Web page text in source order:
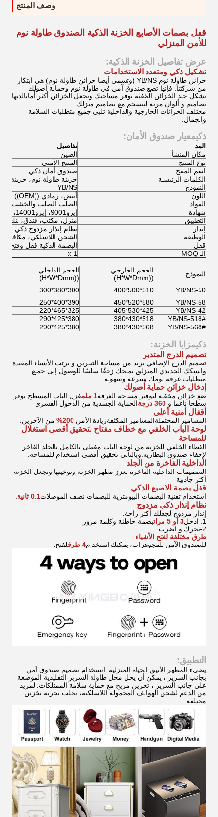
وصف المنتج
قفل بصمات الأصابع الخزنة الذكية الصندوق طاولة نوم
للأمن المنزلي
عرض تفاصيل الخزنة الذكية:
تشكيل ذكي ومتعدد الاستخدامات
خزائن طاولة نوم YB/NS (وتسمى أيضا خزائن طاولة نوم) هي ابتكار
من شركتنا. فإنها تضع صندوق آمن في طاولة نوم وحماية أصولك
بشكل جيد.الخزائن الخفية توفر مساحتك وتجعل الخزائن أكثر أمانالديها
تصاميم و ألوان مرنة لتنسجم مع تصاميم منزلك
مختلف الخزانات الخارجية والداخلية تلبي جميع متطلبات السلامة
والجمال.
ذكيمعيار صندوق الأمان:
البند
تفاصيل
مكان المنشأ
الصين
نوع المنتج
المنتج الأمني
اسم المنتج
صندوق أمان ذكي
الكلمات الرئيسية
خزينة طاولة نوم، خزينة
النموذج
YB/NS
اللون
أبيض، رمادي ((OEM))
المواد
الصلب الصلب والخشب
شهادة
إيزو9001، إيزو14001، براءة اختراع
التطبيق
منزل، مكتب، فندق، بنك،
إنذار
نظام إنذار مزدوج ذكي
الوظيفة
الشحن اللاسلكي، مكافحة
قفل
البصمة الذكية قفل وفتح
الـ MOQ
1 ٪
النموذج
الحجم الخارجي
((H*W*Dmm)
الحجم الداخلي
((H*W*Dmm)
YB/NS-50
510*500*400
300*380*300
YB/NS-58
580*520*450
390*400*250
YB/NS-42
425*530*405
325*465*220
YB/NS-518#
518*430*380
380*425*290
YB/NS-568#
568*430*380
380*425*290
ذكيمزايا الخزنة:
تصميم الدرج المتدبر
تصميم الدرج الإضافي يزيد من مساحة التخزين و يرتب الأشياء المفيدة
والسكك الحديدي المنزلق يمنحك زحفًا سلسًا للوصول إلى جميع
متطلبات غرفة نومك بسرعة وسهولة.
إدخال خزائن حماية أصولك
ضع خزائن مخفية لتوفير مساحة الغرفة1 ملم
غزل الباب المسطح يوفر
سطحا ناعما و 360 درجة الحماية الجسدية من الدخول القسري
أقفال أمنية أعلى
المسامير المحتملةالمسامير المكثفةزيادة الأمن 200% من الآخرين.
لوحة الباب الخلفي مع خطاف مفتاح لتحقيق أقصى استغلال
للمساحة
الغطاء الخلفي للخزنة من لوحة الباب مغطى بالكامل بالجلد الفاخر
لإخفاء صندوق البطارية.وبالتالي تحقيق أقصى استخدام للمساحة.
الداخلية الفاخرة من الجلد
التصميمات الداخلية الفاخرة تعزز مظهر الخزنة ونوعيتها وتجعل الخزنة
أكثر جاذبية
قفل بصمة الاصبع الذكي
استخدام تقنية البصمات البيومترية للبصمات نصف الموصلات0.1 ثانية
نظام إنذار ذكي مزدوج
إنذار مزدوج لجعلك أكثر راحة.
1. ادخل
3 أو 5 مرات
بصمة خاطئة وكلمة مرور
2-تحرك و اضرب
طرق مختلفة لفتح الأشياء
للصندوق الآمن للمجوهرات، يمكنك استخدام4 طرق لفتح.
التطبيق:
يضيء المظهر الأنيق الحياة المنزلية. استخدام تصميم صندوق آمن
بجانب السرير ، يمكن أن يحل محل طاولة السرير التقليدية الموضعة
على جانب السرير ، تخزين مريح مع حماية سلامة الممتلكات.المزيد
من الدعم لشحن الهواتف المحمولة اللاسلكية، تجلب تجربة تخزين
مختلفة.